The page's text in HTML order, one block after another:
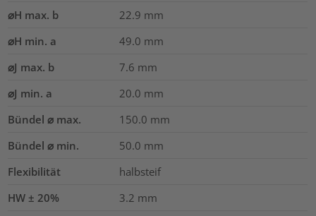
⌀H max. b 22.9 mm
⌀H min. a
49.0 mm
⌀J max. b
7.6 mm
⌀J min. a
20.0 mm
Bündel ⌀ max.
150.0 mm
Bündel ⌀ min.
50.0 mm
Flexibilität
halbsteif
HW ± 20%
3.2 mm